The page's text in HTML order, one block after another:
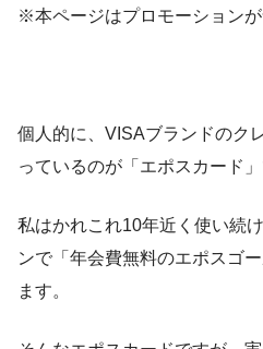
※本ページはプロモーション
個人的に、VISAブランドのク
っているのが「エポスカード」
私はかれこれ10年近く使い続
ンで「年会費無料のエポスゴ
ます。